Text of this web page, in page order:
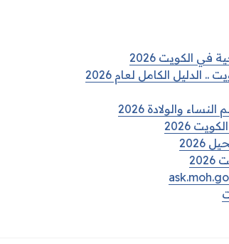
الكويت 2026
الكامل لعام 2026
والولادة 2026
2026